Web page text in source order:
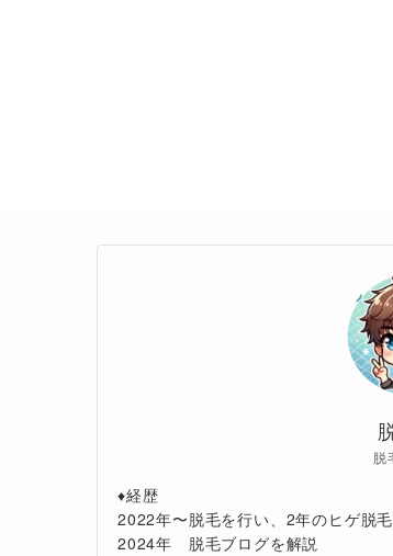
脱
♦︎経歴
2022年〜脱毛を行い、2年のヒゲ脱毛
2024年 脱毛ブログを解説